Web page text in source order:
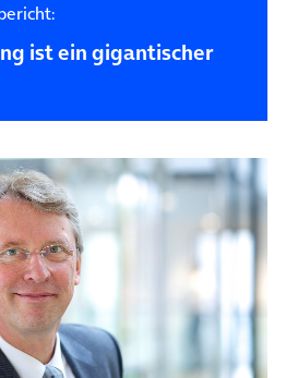
ist ein gigantischer